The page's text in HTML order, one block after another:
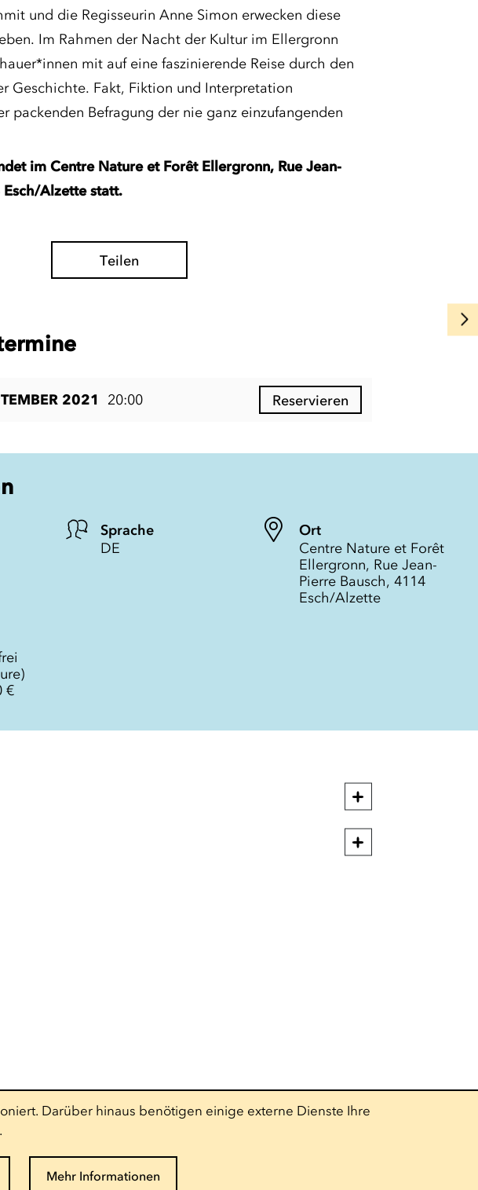
und die Regisseurin Anne Simon erwecken diese
Im Rahmen der Nacht der Kultur im Ellergronn
mit auf eine faszinierende Reise durch den
Geschichte. Fakt, Fiktion und Interpretation
packenden Befragung der nie ganz einzufangenden
im Centre Nature et Forêt Ellergronn, Rue Jean-
Alzette statt.
Teilen
2021 20:00 Reservieren
Sprache
DE
Ort
Centre Nature et Forêt
Ellergronn, Rue Jean-
Pierre Bausch, 4114
Esch/Alzette
€
Darüber hinaus benötigen einige externe Dienste Ihre
Mehr Informationen